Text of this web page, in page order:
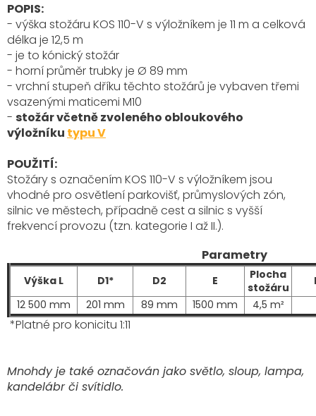
POPIS:
- výška stožáru KOS 110-V s výložníkem je 11 m a celková
délka je 12,5 m
- je to kónický stožár
- horní průměr trubky je Ø 89 mm
- vrchní stupeň dříku těchto stožárů je vybaven třemi
vsazenými maticemi M10
- stožár včetně zvoleného obloukového
výložníku typu V
POUŽITÍ:
Stožáry s označením KOS 110-V s výložníkem jsou
vhodné pro osvětlení parkovišť, průmyslových zón,
silnic ve městech, případně cest a silnic s vyšší
frekvencí provozu (tzn. kategorie I až II.).
Parametry
Výška L D1* D2 E
Plocha
stožáru
12 500 mm
201 mm 89 mm 1500 mm 4,5 m²
*Platné pro konicitu 1:11
Mnohdy je také označován jako světlo, sloup, lampa,
kandelábr či svítidlo.